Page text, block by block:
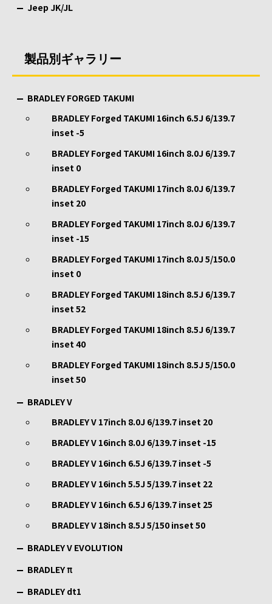
Jeep JK/JL
製品別ギャラリー
BRADLEY FORGED TAKUMI
BRADLEY Forged TAKUMI 16inch 6.5J 6/139.7
inset -5
BRADLEY Forged TAKUMI 16inch 8.0J 6/139.7
inset 0
BRADLEY Forged TAKUMI 17inch 8.0J 6/139.7
inset 20
BRADLEY Forged TAKUMI 17inch 8.0J 6/139.7
inset -15
BRADLEY Forged TAKUMI 17inch 8.0J 5/150.0
inset 0
BRADLEY Forged TAKUMI 18inch 8.5J 6/139.7
inset 52
BRADLEY Forged TAKUMI 18inch 8.5J 6/139.7
inset 40
BRADLEY Forged TAKUMI 18inch 8.5J 5/150.0
inset 50
BRADLEY V
BRADLEY V 17inch 8.0J 6/139.7 inset 20
BRADLEY V 16inch 8.0J 6/139.7 inset -15
BRADLEY V 16inch 6.5J 6/139.7 inset -5
BRADLEY V 16inch 5.5J 5/139.7 inset 22
BRADLEY V 16inch 6.5J 6/139.7 inset 25
BRADLEY V 18inch 8.5J 5/150 inset 50
BRADLEY V EVOLUTION
BRADLEY π
BRADLEY dt1